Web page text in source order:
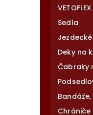
VETOFLEX
Sedla
Deky na
Čabraky
Chrániče